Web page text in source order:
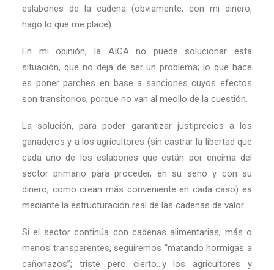
eslabones de la cadena (obviamente, con mi dinero,
hago lo que me place).
En mi opinión, la AICA no puede solucionar esta
situación, que no deja de ser un problema; lo que hace
es poner parches en base a sanciones cuyos efectos
son transitorios, porque no van al meollo de la cuestión.
La solución, para poder garantizar justiprecios a los
ganaderos y a los agricultores (sin castrar la libertad que
cada uno de los eslabones que están por encima del
sector primario para proceder, en su seno y con su
dinero, como crean más conveniente en cada caso) es
mediante la estructuración real de las cadenas de valor.
Si el sector continúa con cadenas alimentarias, más o
menos transparentes, seguiremos “matando hormigas a
cañonazos”; triste pero cierto…y los agricultores y